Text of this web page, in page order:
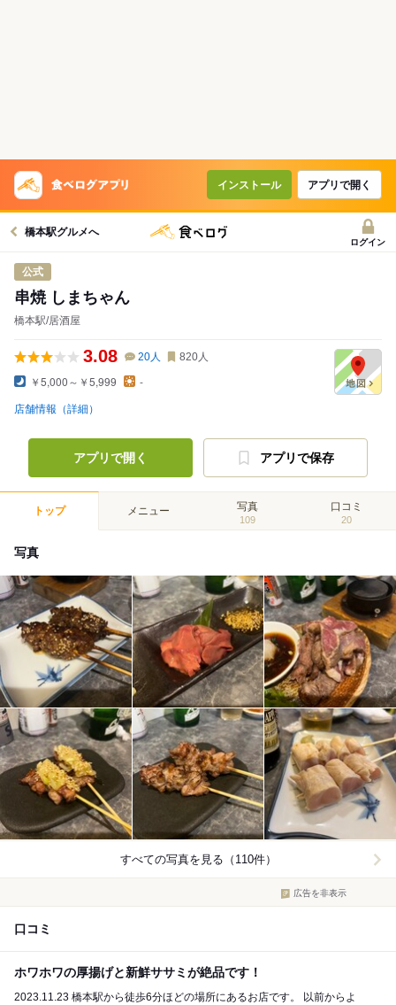
インストール アプリで開く
橋本駅グルメへ
ログイン
公式
串焼 しまちゃん
橋本駅/居酒屋
3.08 20人 820人
￥5,000～￥5,999 -
店舗情報（詳細）
アプリで開く アプリで保存
トップ メニュー 写真
109
口コミ
20
写真
すべての写真を見る（110件）
広告を非表示
口コミ
ホワホワの厚揚げと新鮮ササミが絶品です！
2023.11.23 橋本駅から徒歩6分ほどの場所にあるお店です。 以前からよ